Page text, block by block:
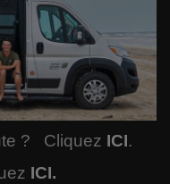
? Cliquez ICI.
ICI.